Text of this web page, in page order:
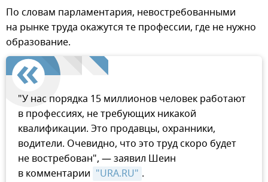
По словам парламентария, невостребованными
на рынке труда окажутся те профессии, где не нужно
образование.
"У нас порядка 15 миллионов человек работают
в профессиях, не требующих никакой
квалификации. Это продавцы, охранники,
водители. Очевидно, что это труд скоро будет
не востребован", — заявил Шеин
в комментарии "URA.RU" .